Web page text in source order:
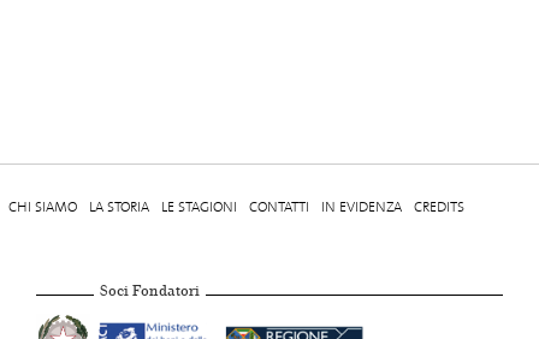
CHI SIAMO LA STORIA LE STAGIONI CONTATTI IN EVIDENZA CREDITS
Soci Fondatori